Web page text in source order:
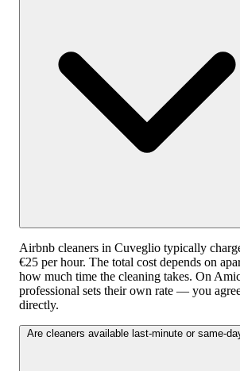
Airbnb cleaners in Cuveglio typically
€25 per hour. The total cost depends on
how much time the cleaning takes. On
professional sets their own rate — you
directly.
Are cleaners available last-minute or same-